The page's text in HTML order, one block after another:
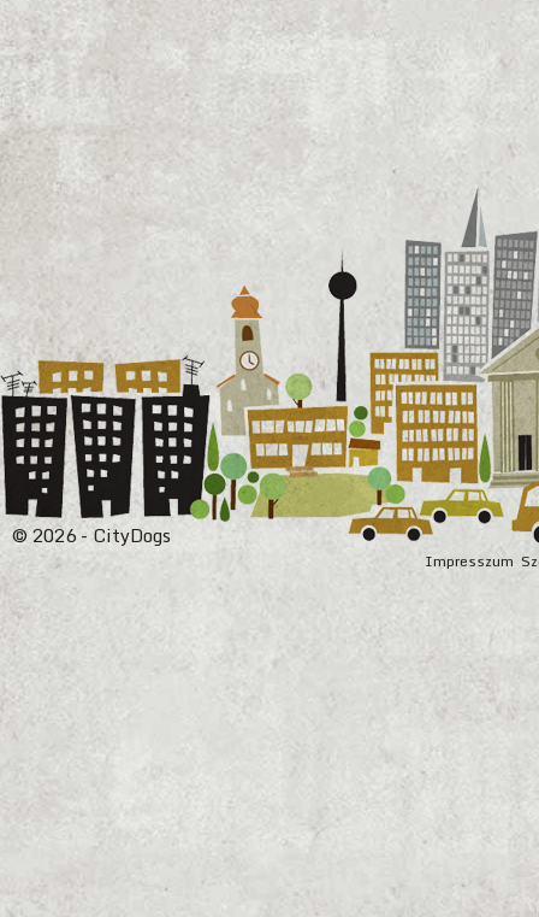
Impresszum
© 2026 - CityDogs